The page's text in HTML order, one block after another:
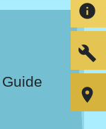
Guide
info
build
room